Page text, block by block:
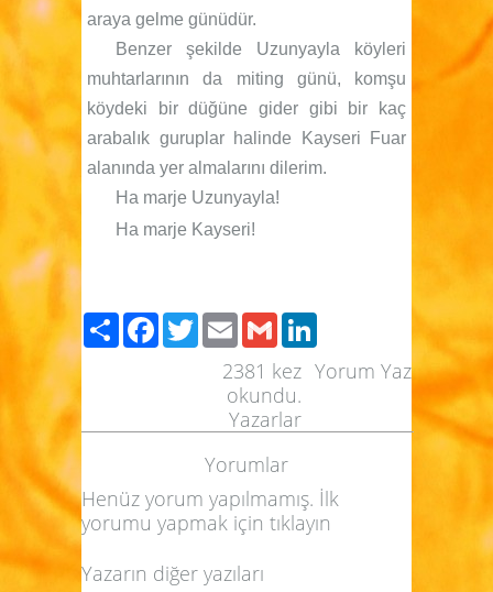
araya gelme günüdür.
Benzer şekilde Uzunyayla köyleri
muhtarlarının da miting günü, komşu
köydeki bir düğüne gider gibi bir kaç
arabalık guruplar halinde Kayseri Fuar
alanında yer almalarını dilerim.
Ha marje Uzunyayla!
Ha marje Kayseri!
PaylaşFacebook
TwitterEmailGmail
Yorum Yaz
2381 kez
okundu.
Yazarlar
Yorumlar
Henüz yorum yapılmamış. İlk
yorumu yapmak için tıklayın
Yazarın diğer yazıları